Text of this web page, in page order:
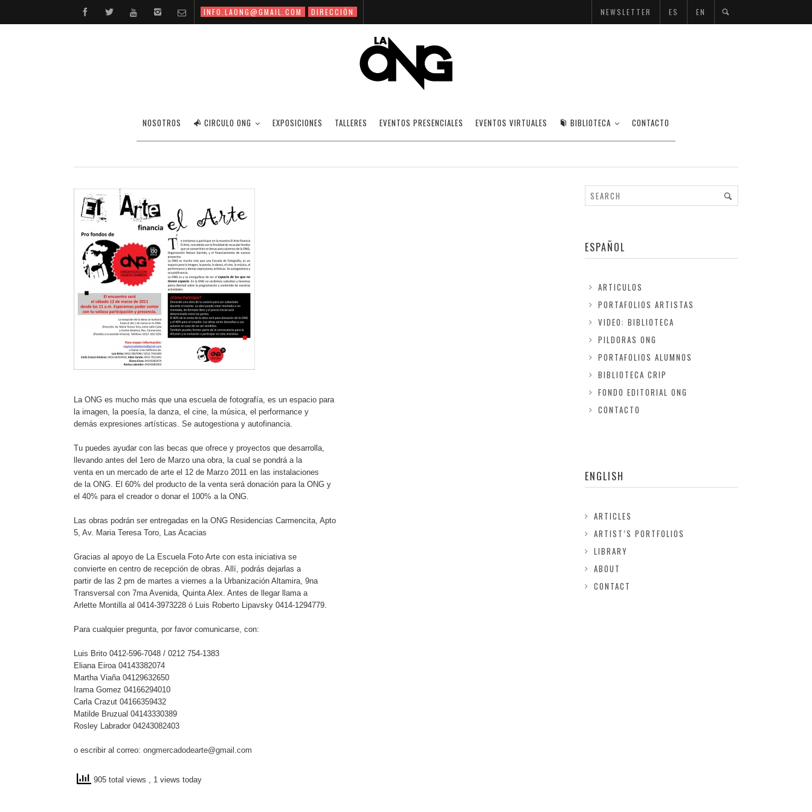
INFO.LAONG@GMAIL.COM DIRECCIÓN NEWSLETTER ES EN
NOSOTROS CIRCULO ONG EXPOSICIONES TALLERES EVENTOS PRESENCIALES EVENTOS VIRTUALES BIBLIOTECA CONTACTO
EL ARTE FINANCIA EL ARTE
18/02/2011 NOTICIAS · SIN CATEGORÍA OFF
La ONG es mucho más que una escuela de fotografía, es un espacio para
la imagen, la poesía, la danza, el cine, la música, el performance y
demás expresiones artísticas. Se autogestiona y autofinancia.
Tu puedes ayudar con las becas que ofrece y proyectos que desarrolla,
llevando antes del 1ero de Marzo una obra, la cual se pondrá a la
venta en un mercado de arte el 12 de Marzo 2011 en las instalaciones
de la ONG. El 60% del producto de la venta será donación para la ONG y
el 40% para el creador o donar el 100% a la ONG.
Las obras podrán ser entregadas en la ONG Residencias Carmencita, Apto
5, Av. Maria Teresa Toro, Las Acacias
Gracias al apoyo de La Escuela Foto Arte con esta iniciativa se
convierte en centro de recepción de obras. Allí, podrás dejarlas a
partir de las 2 pm de martes a viernes a la Urbanización Altamira, 9na
Transversal con 7ma Avenida, Quinta Alex. Antes de llegar llama a
Arlette Montilla al 0414-3973228 ó Luis Roberto Lipavsky 0414-1294779.
Para cualquier pregunta, por favor comunicarse, con:
Luis Brito 0412-596-7048 / 0212 754-1383
Eliana Eiroa 04143382074
Martha Viaña 04129632650
Irama Gomez 04166294010
Carla Crazut 04166359432
Matilde Bruzual 04143330389
Rosley Labrador 04243082403
o escribir al correo: ongmercadodearte@gmail.com
905 total views , 1 views today
ESPAÑOL
ARTICULOS
PORTAFOLIOS ARTISTAS
VIDEO: BIBLIOTECA
PILDORAS ONG
PORTAFOLIOS ALUMNOS
BIBLIOTECA CRIP
FONDO EDITORIAL ONG
CONTACTO
ENGLISH
ARTICLES
ARTIST’S PORTFOLIOS
LIBRARY
ABOUT
CONTACT